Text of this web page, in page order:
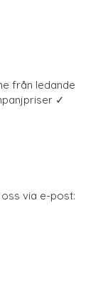
från ledande
✓
via e-post: